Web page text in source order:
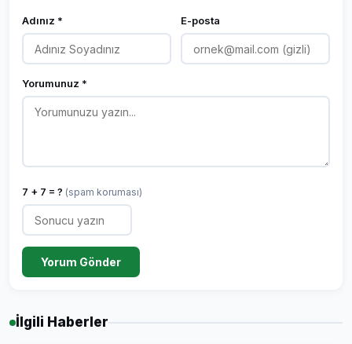
Adınız * E-posta
Yorumunuz *
7 + 7 = ? (spam koruması)
Yorum Gönder
İlgili Haberler